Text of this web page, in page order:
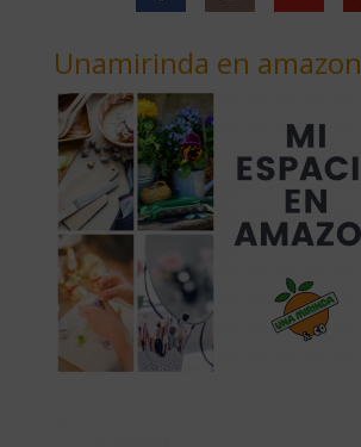
Unamirinda en amazon